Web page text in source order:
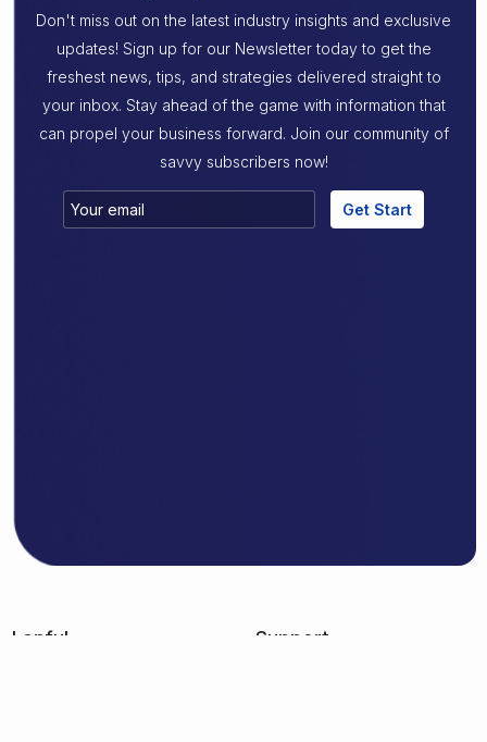
Don't miss out on the latest industry insights and exclusive
updates! Sign up for our Newsletter today to get the
freshest news, tips, and strategies delivered straight to
your inbox. Stay ahead of the game with information that
can propel your business forward. Join our community of
savvy subscribers now!
Get Start
Lenful Support